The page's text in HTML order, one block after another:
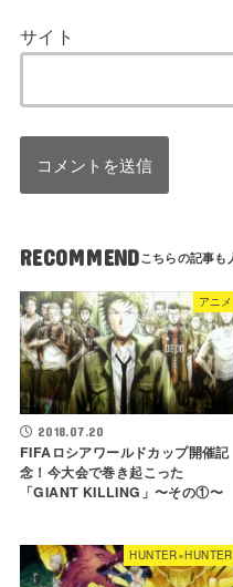
サイト
RECOMMEND
アニメ
2018.07.20
FIFAロシアワールドカップ開催記
念！今大会で巻き起こった
「GIANT KILLING」〜その①〜
HUNTER×HUNTER